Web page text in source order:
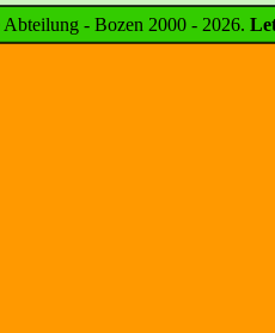
- Bozen 2000 - 2026.